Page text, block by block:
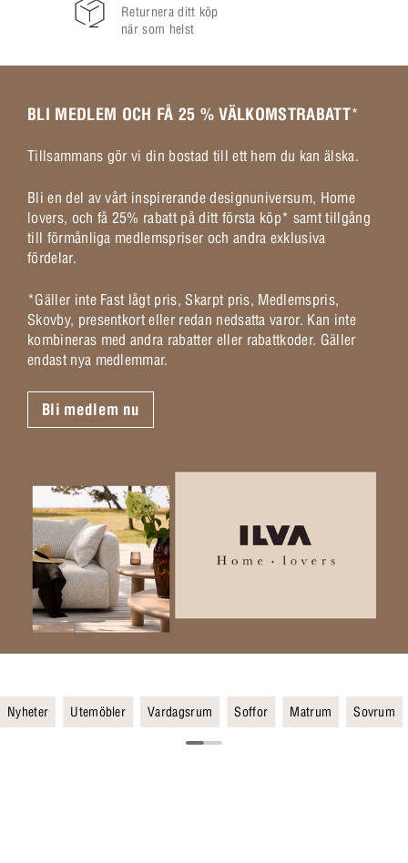
Returnera ditt köp
när som helst
BLI MEDLEM OCH FÅ 25 % VÄLKOMSTRABATT*
Tillsammans gör vi din bostad till ett hem du kan älska.
Bli en del av vårt inspirerande designuniversum, Home
lovers, och få 25% rabatt på ditt första köp* samt tillgång
till förmånliga medlemspriser och andra exklusiva
fördelar.
*Gäller inte Fast lågt pris, Skarpt pris, Medlemspris,
Skovby, presentkort eller redan nedsatta varor. Kan inte
kombineras med andra rabatter eller rabattkoder. Gäller
endast nya medlemmar.
Bli medlem nu
Nyheter Utemöbler Vardagsrum Soffor Matrum Sovrum